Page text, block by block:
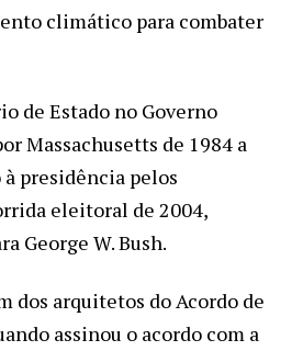
climático para combater
de Estado no Governo
Massachusetts de 1984 a
presidência pelos
eleitoral de 2004,
George W. Bush.
dos arquitetos do Acordo de
assinou o acordo com a